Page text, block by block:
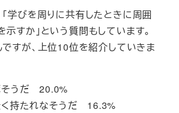
学びを周りに共有したときに周囲
すか」という質問もしています。
ですが、上位10位を紹介していきま
そうだ 20.0%
持たれなそうだ 16.3%